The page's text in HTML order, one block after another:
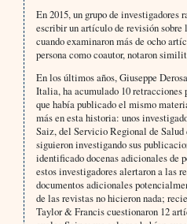
En 2015, un grupo de investigadores
escribir un artículo de revisión
cuando examinaron más de ocho
persona como coautor, notaron
En los últimos años, Giuseppe
Italia, ha acumulado 10 retracciones
que había publicado el mismo
más en esta historia: unos
Saiz, del Servicio Regional de Salud
siguieron investigando sus
identificado docenas adicionales de
estos investigadores alertaron a las
documentos adicionales
de las revistas no hicieron nada;
Taylor & Francis cuestionaron 12